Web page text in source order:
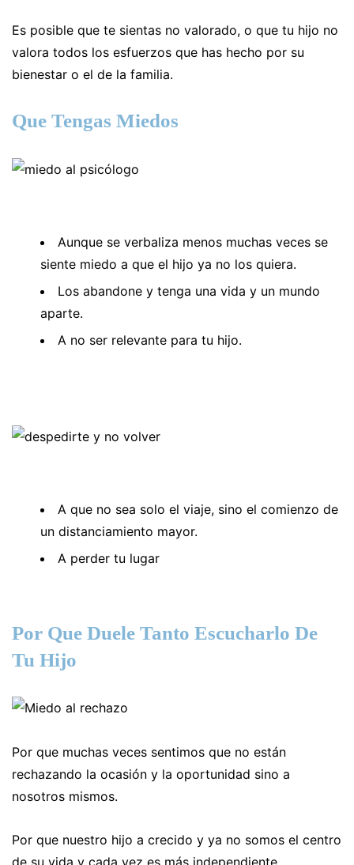
Es posible que te sientas no valorado, o que tu hijo no
valora todos los esfuerzos que has hecho por su
bienestar o el de la familia.
Que Tengas Miedos
Aunque se verbaliza menos muchas veces se
siente miedo a que el hijo ya no los quiera.
Los abandone y tenga una vida y un mundo
aparte.
A no ser relevante para tu hijo.
A que no sea solo el viaje, sino el comienzo de
un distanciamiento mayor.
A perder tu lugar
Por Que Duele Tanto Escucharlo De
Tu Hijo
Por que muchas veces sentimos que no están
rechazando la ocasión y la oportunidad sino a
nosotros mismos.
Por que nuestro hijo a crecido y ya no somos el centro